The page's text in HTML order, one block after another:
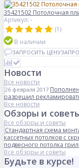
35421502 Потолочная
Артикул: -
(1)
В наличии
ЗАПРОСИТЬ ЦЕНУ
Новости
Все новости
26 февраля 2017
разрешил
Все новости
Обзоры и
Все обзоры и советы
Стандартная схема
кассетных потолков с
подвесного потолка
Все обзоры и советы
Будьте в курсе!